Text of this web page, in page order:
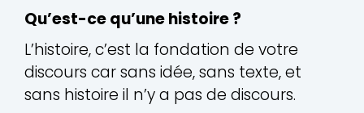
Qu’est-ce qu’une histoire ?
L’histoire, c’est la fondation de votre
discours car sans idée, sans texte, et
sans histoire il n’y a pas de discours.